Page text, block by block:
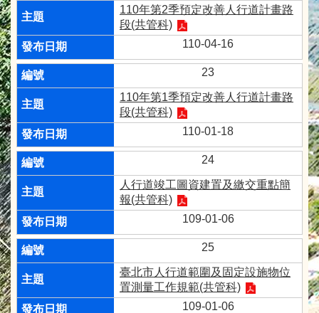
110年第2季預定改善人行道計畫路
段(共管科)
110-04-16
23
110年第1季預定改善人行道計畫路
段(共管科)
110-01-18
24
人行道竣工圖資建置及繳交重點簡
報(共管科)
109-01-06
25
臺北市人行道範圍及固定設施物位
置測量工作規範(共管科)
109-01-06